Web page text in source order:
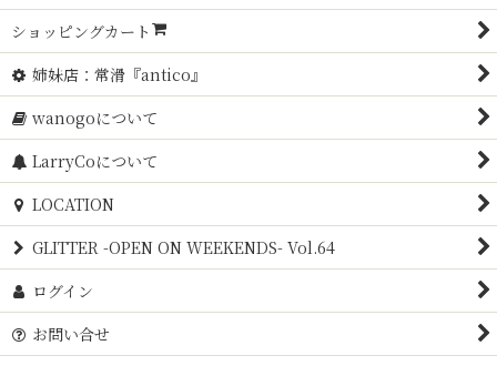
ショッピングカート
姉妹店：常滑『antico』
wanogoについて
LarryCoについて
LOCATION
GLITTER -OPEN ON WEEKENDS- Vol.64
ログイン
お問い合せ